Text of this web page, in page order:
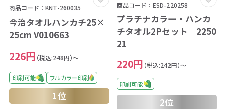
商品コード：KNT-260035
今治タオルハンカチ25×
25cm V010663
226円 （税込:248円）～
印刷可能 フルカラー印刷
1位
商品コード：ESD-220258
プラチナカラー・ハンカ
チタオル2Pセット 2250
21
220円 （税込:242円）～
印刷可能
2位